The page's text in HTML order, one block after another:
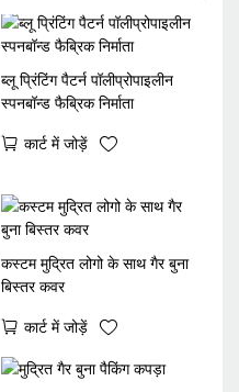
ब्लू प्रिंटिंग पैटर्न पॉलीप्रोपाइलीन
स्पनबॉन्ड फैब्रिक निर्माता
कार्ट में जोड़ें
कस्टम मुद्रित लोगो के साथ गैर बुना
बिस्तर कवर
कार्ट में जोड़ें